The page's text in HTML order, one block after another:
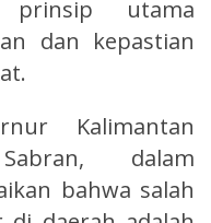
utama
dan kepastian
Kalimantan
dalam
bahwa salah